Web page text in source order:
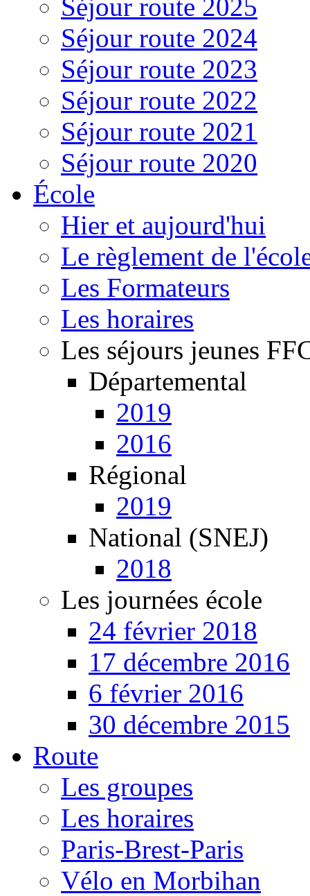
Séjour route 2025
Séjour route 2024
Séjour route 2023
Séjour route 2022
Séjour route 2021
Séjour route 2020
École
Hier et aujourd'hui
Le règlement de
Les Formateurs
Les horaires
Les séjours jeunes
Départemental
2019
2016
Régional
2019
National (SNEJ)
2018
Les journées école
24 février 2018
17 décembre 2016
6 février 2016
30 décembre 2015
Route
Les groupes
Les horaires
Paris-Brest-Paris
Vélo en Morbihan